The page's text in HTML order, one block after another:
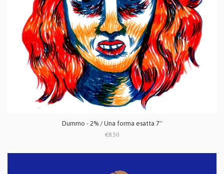
Dummo - 2% / Una forma esatta 7''
€8.50